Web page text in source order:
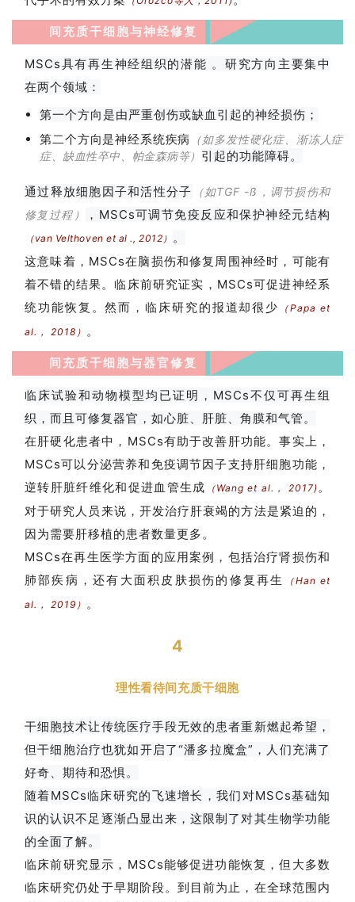
临
床
化
会
活
关
间充质干细胞与神经修复
MSCs具有再生神经组织的潜能 。研究方向主要集中
在两个领域：
第一个方向是由严重创伤或缺血引起的神经损伤；
第二个方向是神经系统疾病
（如多发性硬化症、渐冻人症
症、缺血性卒中、帕金森病等） 引起的功能障碍。
通过释放细胞因子和活性分子 （如TGF -ß，调节损伤和
修复过程）
，MSCs可调节免疫反应和保护神经元结构
（van Velthoven et al ., 2012） 。
这意味着，MSCs在脑损伤和修复周围神经时，可能有
着不错的结果。临床前研究证实，MSCs可促进神经系
统功能恢复。然而，临床研究的报道却很少
（Papa et
al.， 2018） 。
间充质干细胞与器官修复
临床试验和动物模型均已证明，MSCs不仅可再生组
织，而且可修复器官，如心脏、肝脏、角膜和气管。
在肝硬化患者中，MSCs有助于改善肝功能。事实上，
MSCs可以分泌营养和免疫调节因子支持肝细胞功能，
逆转肝脏纤维化和促进血管生成
（Wang et al.， 2017)。
对于研究人员来说，开发治疗肝衰竭的方法是紧迫的，
因为需要肝移植的患者数量更多。
MSCs在再生医学方面的应用案例，包括治疗肾损伤和
肺部疾病，还有大面积皮肤损伤的修复再生
（Han et
al.， 2019） 。
4
理性看待间充质干细胞
干细胞技术让传统医疗手段无效的患者重新燃起希望，
但干细胞治疗也犹如开启了“潘多拉魔盒”，人们充满了
好奇、期待和恐惧。
随着MSCs临床研究的飞速增长，我们对MSCs基础知
识的认识不足逐渐凸显出来，这限制了对其生物学功能
的全面了解。
临床前研究显示，MSCs能够促进功能恢复，但大多数
临床研究仍处于早期阶段。到目前为止，在全球范围内